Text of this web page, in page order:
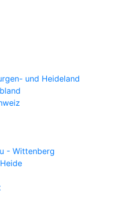
und Heideland
- Wittenberg